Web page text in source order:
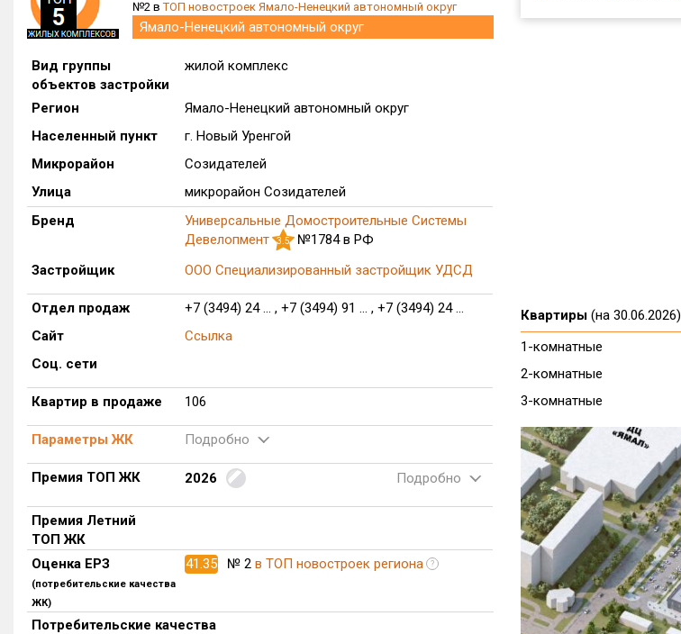
№2 вТОП новостроек Ямало-Ненецкий автономный округ
Ямало-Ненецкий автономный округ
Вид группы
объектов застройки
жилой комплекс
Регион
Ямало-Ненецкий автономный округ
Населенный пункт
г. Новый Уренгой
Микрорайон
Созидателей
Улица
микрорайон Созидателей
Бренд
Универсальные Домостроительные Системы
Девелопмент
3.5
№1784 в РФ
Застройщик
ООО Специализированный застройщик УДСД
Отдел продаж
+7 (3494) 24 ... , +7 (3494) 91 ... , +7 (3494) 24 ...
Сайт
Ссылка
Соц. сети
Квартир в продаже 106
Параметры ЖК Подробно
Премия ТОП ЖК 2026 Подробно
Премия Летний
ТОП ЖК
Оценка ЕРЗ
(потребительские качества
ЖК)
41.35 № 2 в ТОП новостроек региона ?
Потребительские качества
Квартиры (на 30.06.2026)
1-комнатные
2-комнатные
3-комнатные